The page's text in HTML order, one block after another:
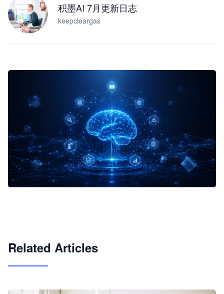
积墨AI 7月更新日志
keepcleargas
Related Articles